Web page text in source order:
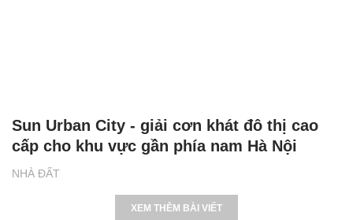
NHÀ ĐẤT
Sun Urban City - giải cơn khát đô thị cao
cấp cho khu vực gần phía nam Hà Nội
XEM THÊM BÀI VIẾT